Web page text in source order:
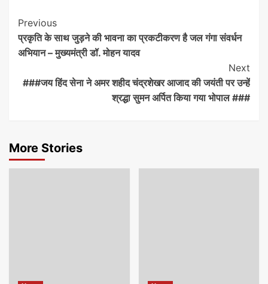
Previous
प्रकृति के साथ जुड़ने की भावना का प्रकटीकरण है जल गंगा संवर्धन
अभियान – मुख्यमंत्री डॉ. मोहन यादव
Next
###जय हिंद सेना ने अमर शहीद चंद्रशेखर आजाद की जयंती पर उन्हें
श्रद्धा सुमन अर्पित किया गया भोपाल ###
More Stories